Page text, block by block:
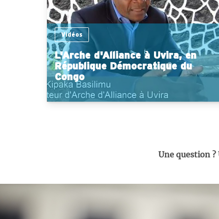
Vidéos
L'Arche d'Alliance à Uvira, en
République Démocratique du
Congo
Une question